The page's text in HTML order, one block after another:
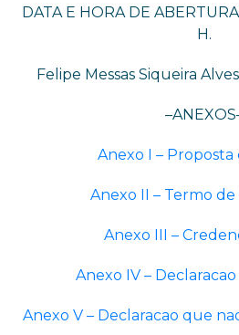
DATA E HORA DE
H.
Felipe Messas Siqueira
Anexo I – Proposta
Anexo II – Termo
Anexo III –
Anexo IV –
Anexo V – Declaracao que